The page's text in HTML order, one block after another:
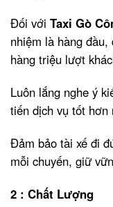
Đối với Taxi Gò
nhiệm là hàng
hàng triệu lượt
Luôn lắng nghe ý
tiến dịch vụ tốt hơn
Đảm bảo tài xế đi
mỗi chuyến, giữ
2 : Chất Lượng